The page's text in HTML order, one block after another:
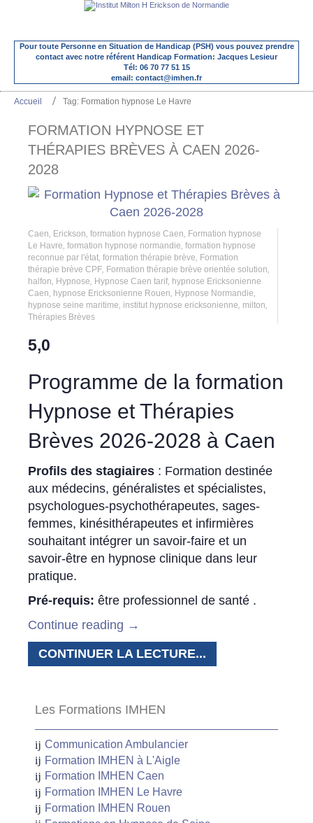
Pour toute Personne en Situation de Handicap (PSH) vous pouvez prendre
contact avec notre référent Handicap Formation: Jacques Lesieur
Tél: 06 70 77 51 15
email: contact@imhen.fr
Accueil Tag: Formation hypnose Le Havre
FORMATION HYPNOSE ET
THÉRAPIES BRÈVES À CAEN 2026-
2028
Caen Erickson formation hypnose Caen Formation hypnose
Le Havre formation hypnose normandie formation hypnose
reconnue par l'état formation thérapie brève Formation
thérapie brève CPF Formation thérapie brève orientée solution
halfon Hypnose Hypnose Caen tarif, hypnose Ericksonienne
Caen hypnose Ericksonienne Rouen Hypnose Normandie
hypnose seine maritime institut hypnose ericksonienne milton
Thérapies Brèves
5,0
Programme de la formation
Hypnose et Thérapies
Brèves 2026-2028 à Caen
Profils des stagiaires : Formation destinée
aux médecins, généralistes et spécialistes,
psychologues-psychothérapeutes, sages-
femmes, kinésithérapeutes et infirmières
souhaitant intégrer un savoir-faire et un
savoir-être en hypnose clinique dans leur
pratique.
Pré-requis: être professionnel de santé .
Continue reading →
CONTINUER LA LECTURE...
Les Formations IMHEN
Communication Ambulancier
Formation IMHEN à L'Aigle
Formation IMHEN Caen
Formation IMHEN Le Havre
Formation IMHEN Rouen